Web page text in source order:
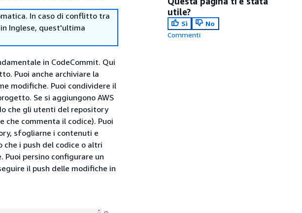
In caso di conflitto tra
Inglese, quest'ultima
in CodeCommit. Qui
Puoi anche archiviare la
modifiche. Puoi condividere il
Se si aggiungono AWS
che gli utenti del repository
che commenta il codice). Puoi
sfogliarne i contenuti e
i push del codice o altri
persino configurare un
il push delle modifiche in
utile?
Sì
No
Commenti